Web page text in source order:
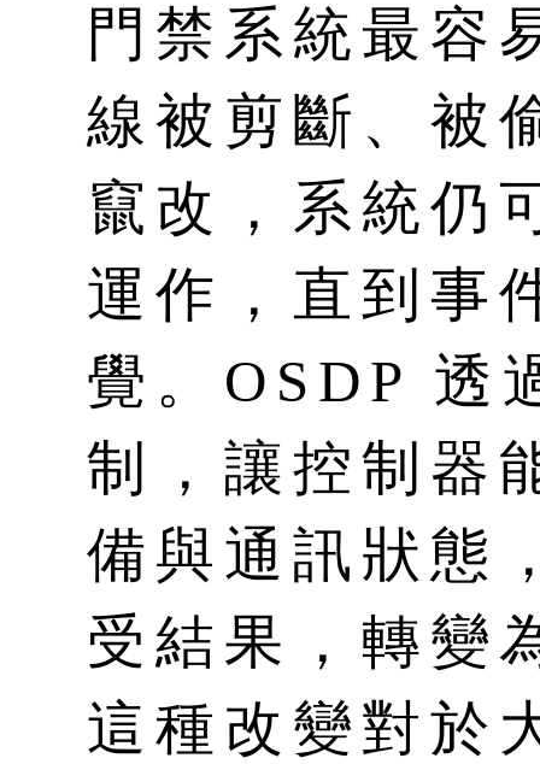
門禁系統最容
線被剪斷、被
竄改，系統仍
運作，直到事
覺。OSDP
制，讓控制器
備與通訊狀態
受結果，轉變
這種改變對於